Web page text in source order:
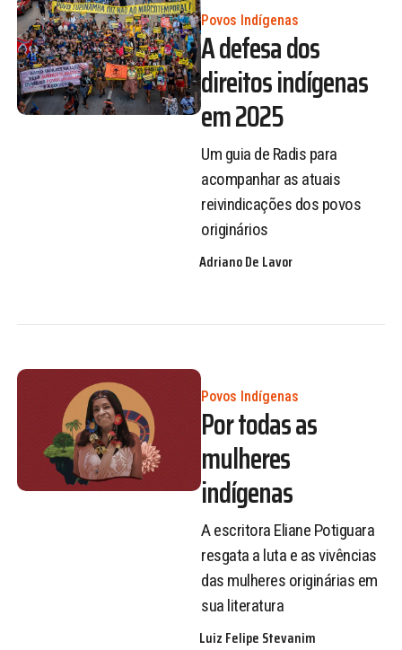
Povos Indígenas
A defesa dos
direitos indígenas
em 2025
Um guia de Radis para
acompanhar as atuais
reivindicações dos povos
originários
Adriano De Lavor
Povos Indígenas
Por todas as
mulheres
indígenas
A escritora Eliane Potiguara
resgata a luta e as vivências
das mulheres originárias em
sua literatura
Luiz Felipe Stevanim